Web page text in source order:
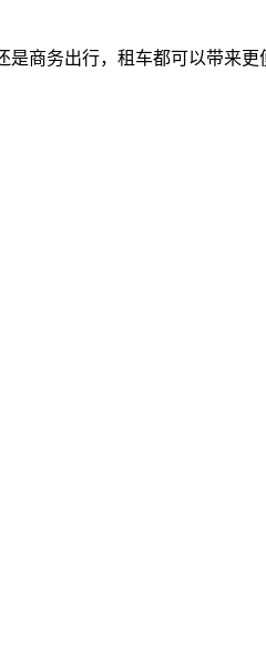
商务出行，租车都可以带来